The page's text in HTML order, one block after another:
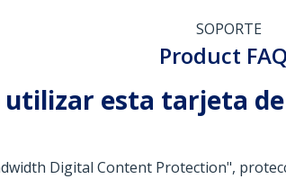
SOPORTE
Product
utilizar esta tarjeta
Digital Content Protection",